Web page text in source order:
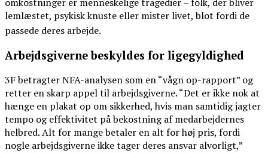
lemlæstet, psykisk knuste eller mister livet, blot fordi de
passede deres arbejde.
Arbejdsgiverne beskyldes for ligegyldighed
3F betragter NFA-analysen som en “vågn op-rapport” og
retter en skarp appel til arbejdsgiverne. “Det er ikke nok at
hænge en plakat op om sikkerhed, hvis man samtidig jagter
tempo og effektivitet på bekostning af medarbejdernes
helbred. Alt for mange betaler en alt for høj pris, fordi
nogle arbejdsgiverne ikke tager deres ansvar alvorligt,”